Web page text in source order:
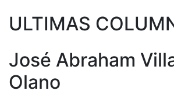
ULTIMAS
José Abraham
Olano